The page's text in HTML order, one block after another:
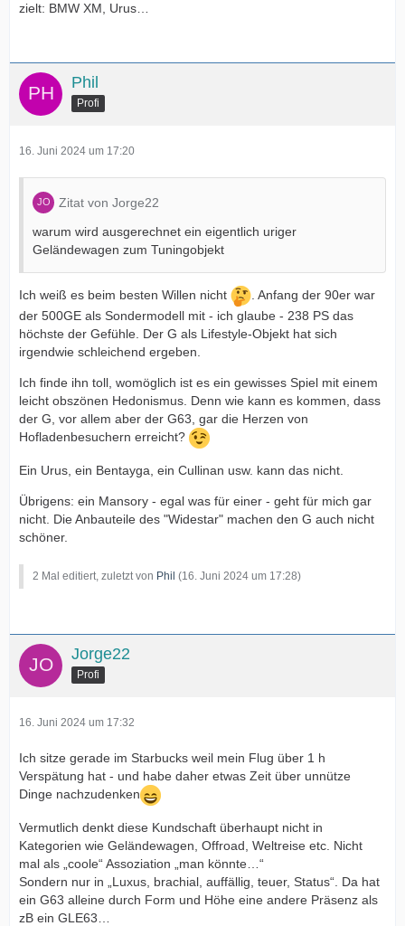
zielt: BMW XM, Urus…
Phil
Profi
16. Juni 2024 um 17:20
Zitat von Jorge22
warum wird ausgerechnet ein eigentlich uriger
Geländewagen zum Tuningobjekt
Ich weiß es beim besten Willen nicht
. Anfang der 90er war
der 500GE als Sondermodell mit - ich glaube - 238 PS das
höchste der Gefühle. Der G als Lifestyle-Objekt hat sich
irgendwie schleichend ergeben.
Ich finde ihn toll, womöglich ist es ein gewisses Spiel mit einem
leicht obszönen Hedonismus. Denn wie kann es kommen, dass
der G, vor allem aber der G63, gar die Herzen von
Hofladenbesuchern erreicht?
Ein Urus, ein Bentayga, ein Cullinan usw. kann das nicht.
Übrigens: ein Mansory - egal was für einer - geht für mich gar
nicht. Die Anbauteile des "Widestar" machen den G auch nicht
schöner.
2 Mal editiert, zuletzt von Phil (16. Juni 2024 um 17:28)
Jorge22
Profi
16. Juni 2024 um 17:32
Ich sitze gerade im Starbucks weil mein Flug über 1 h
Verspätung hat - und habe daher etwas Zeit über unnütze
Dinge nachzudenken
Vermutlich denkt diese Kundschaft überhaupt nicht in
Kategorien wie Geländewagen, Offroad, Weltreise etc. Nicht
mal als „coole“ Assoziation „man könnte…“
Sondern nur in „Luxus, brachial, auffällig, teuer, Status“. Da hat
ein G63 alleine durch Form und Höhe eine andere Präsenz als
zB ein GLE63…